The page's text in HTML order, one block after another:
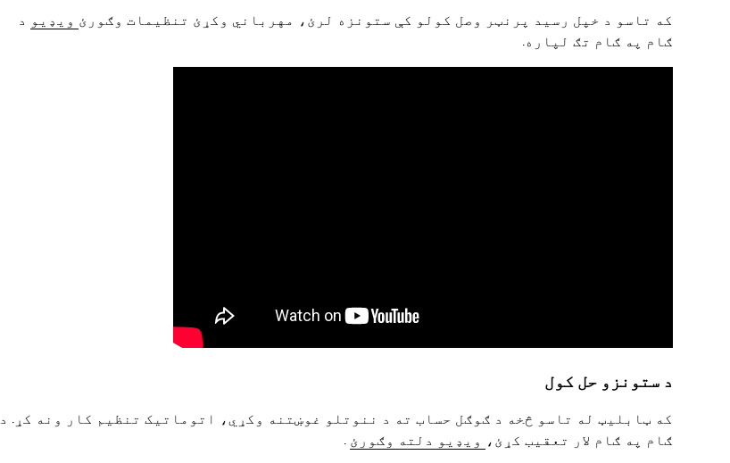
که تاسو د خپل رسید پرنټر وصل کولو کې ستونزه لرئ، مهرباني وکړئ تنظیمات وګورئ ویډیو د
ګام په ګام تګ لپاره.
د ستونزو حل کول
که ټابلیټ له تاسو څخه د ګوګل حساب ته د ننوتلو غوښتنه وکړي، اتوماتیک تنظیم کار ونه کړ. د
ګام په ګام لار تعقیب کړئ، ویډیو دلته وګورئ .